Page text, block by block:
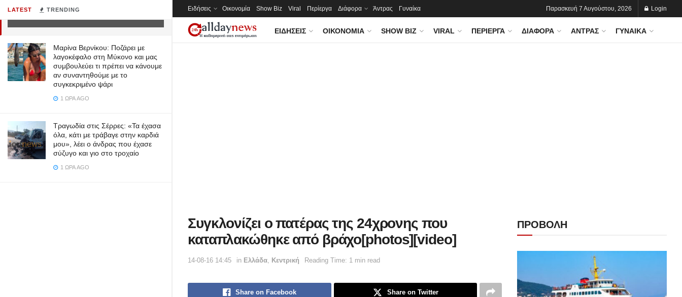
LATEST TRENDING
Μαρίνα Βερνίκου: Ποζάρει με
λαγοκέφαλο στη Μύκονο και μας
συμβουλεύει τι πρέπει να κάνουμε
αν συναντηθούμε με το
συγκεκριμένο ψάρι
1 ΏΡΑ AGO
Τραγωδία στις Σέρρες: «Τα έχασα
όλα, κάτι με τράβαγε στην καρδιά
μου», λέει ο άνδρας που έχασε
σύζυγο και γιο στο τροχαίο
1 ΏΡΑ AGO
Ειδήσεις Οικονομία Show Biz Viral Περίεργα Διάφορα Άντρας Γυναίκα Παρασκευή 7 Αυγούστου, 2026 Login
ΕΙΔΉΣΕΙΣ ΟΙΚΟΝΟΜΊΑ SHOW BIZ VIRAL ΠΕΡΊΕΡΓΑ ΔΙΆΦΟΡΑ ΆΝΤΡΑΣ ΓΥΝΑΊΚΑ
Συγκλονίζει ο πατέρας της 24χρονης που
καταπλακώθηκε από βράχο[photos][video]
14-08-16 14:45 in Ελλάδα, Κεντρική Reading Time: 1 min read
Share on Facebook Share on Twitter
ΠΡΟΒΟΛΗ